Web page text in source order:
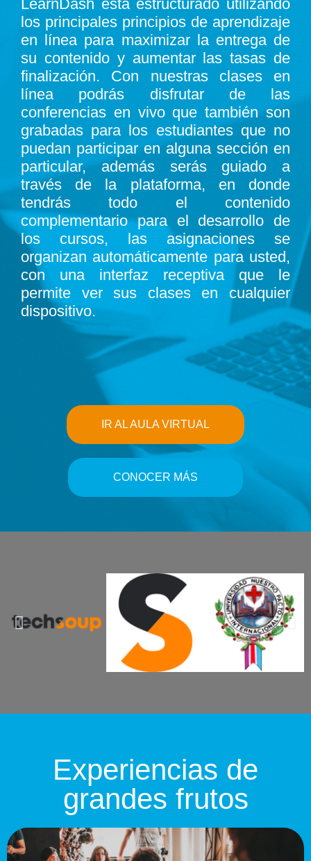
LearnDash está estructurado utilizando
los principales principios de aprendizaje
en línea para maximizar la entrega de
su contenido y aumentar las tasas de
finalización. Con nuestras clases en
línea podrás disfrutar de las
conferencias en vivo que también son
grabadas para los estudiantes que no
puedan participar en alguna sección en
particular, además serás guiado a
través de la plataforma, en donde
tendrás todo el contenido
complementario para el desarrollo de
los cursos, las asignaciones se
organizan automáticamente para usted,
con una interfaz receptiva que le
permite ver sus clases en cualquier
dispositivo.
IR AL AULA VIRTUAL
CONOCER MÁS
Experiencias de
grandes frutos